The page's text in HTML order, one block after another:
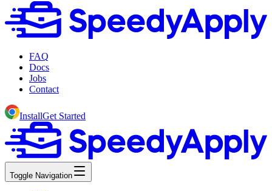
FAQ
Docs
Jobs
Contact
InstallGet Started
Toggle Navigation